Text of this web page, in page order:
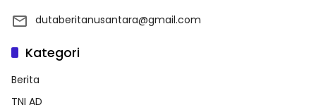
dutaberitanusantara@gmail.com
Kategori
Berita
TNI AD